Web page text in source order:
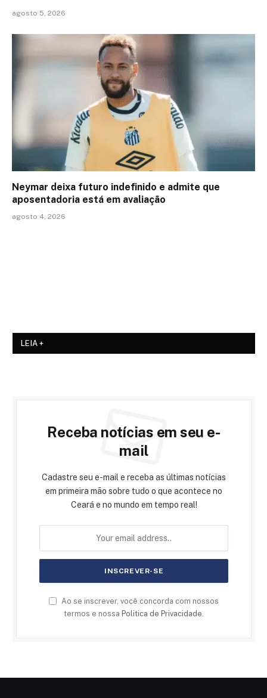
agosto 5, 2026
Neymar deixa futuro indefinido e admite que
aposentadoria está em avaliação
agosto 4, 2026
LEIA +
Receba notícias em seu e-
mail
Cadastre seu e-mail e receba as últimas notícias
em primeira mão sobre tudo o que acontece no
Ceará e no mundo em tempo real!
Ao se inscrever, você concorda com nossos
termos e nossa Politica de Privacidade